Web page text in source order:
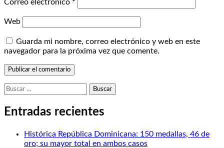
Correo electrónico *
Web
Guarda mi nombre, correo electrónico y web en este
navegador para la próxima vez que comente.
Buscar:
Entradas recientes
Histórica República Dominicana: 150 medallas, 46 de
oro; su mayor total en ambos casos